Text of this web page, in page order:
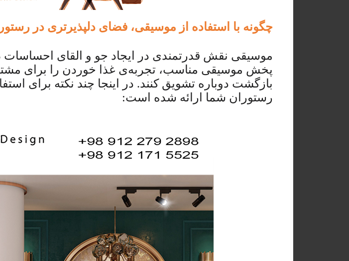
چگونه با استفاده از موسیقی، فضای دلپذیرتری در
موسیقی نقش قدرتمندی در ایجاد جو و القای احساسات
پخش موسیقی مناسب، تجربه‌ی غذا خوردن را برای
بازگشت دوباره تشویق کنند. در اینجا چند نکته برای
رستوران شما ارائه شده است: